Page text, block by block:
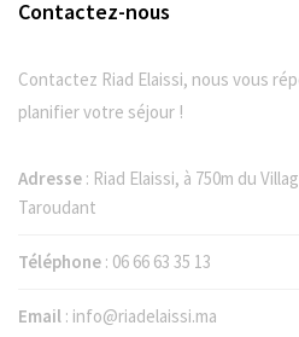
Contactez-nous
Contactez Riad Elaissi, nous vous
planifier votre séjour !
Adresse : Riad Elaissi, à 750m du
Taroudant
Téléphone : 06 66 63 35 13
Email : info@riadelaissi.ma